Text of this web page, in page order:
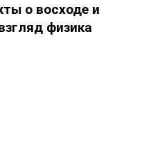
о восходе и
физика